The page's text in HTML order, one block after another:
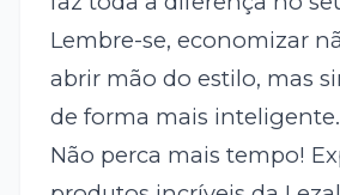
Lembre-se, economizar
abrir mão do estilo, mas
de forma mais inteligente.
Não perca mais tempo!